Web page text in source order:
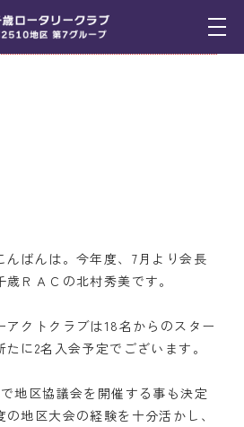
ＲＡＣ会長挨拶
んばんは。今年度、7月より会長
ＲＡＣの北村秀美です。
アクトクラブは18名からのスター
に2名入会予定でございます。
地区協議会を開催する事も決定
地区大会の経験を十分活かし、